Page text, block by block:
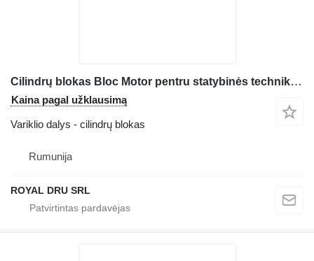
Cilindrų blokas Bloc Motor pentru statybinės technikos Deutz D 22 L3
Kaina pagal užklausimą
Variklio dalys - cilindrų blokas
Rumunija
ROYAL DRU SRL